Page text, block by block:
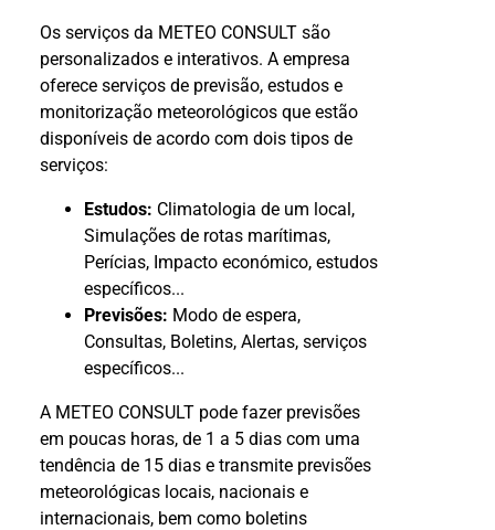
Os serviços da METEO CONSULT são
personalizados e interativos. A empresa
oferece serviços de previsão, estudos e
monitorização meteorológicos que estão
disponíveis de acordo com dois tipos de
serviços:
Estudos: Climatologia de um local,
Simulações de rotas marítimas,
Perícias, Impacto económico, estudos
específicos...
Previsões: Modo de espera,
Consultas, Boletins, Alertas, serviços
específicos...
A METEO CONSULT pode fazer previsões
em poucas horas, de 1 a 5 dias com uma
tendência de 15 dias e transmite previsões
meteorológicas locais, nacionais e
internacionais, bem como boletins